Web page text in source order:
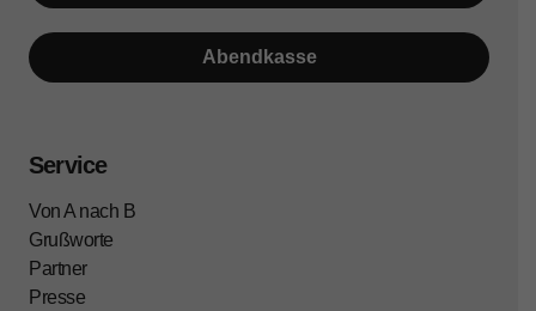
Abendkasse
Service
Von A nach B
Grußworte
Partner
Presse